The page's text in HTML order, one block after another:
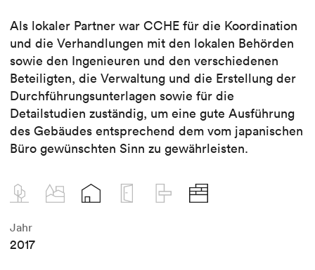
Als lokaler Partner war CCHE für die Koordination
und die Verhandlungen mit den lokalen Behörden
sowie den Ingenieuren und den verschiedenen
Beteiligten, die Verwaltung und die Erstellung der
Durchführungsunterlagen sowie für die
Detailstudien zuständig, um eine gute Ausführung
des Gebäudes entsprechend dem vom japanischen
Büro gewünschten Sinn zu gewährleisten.
Jahr
2017